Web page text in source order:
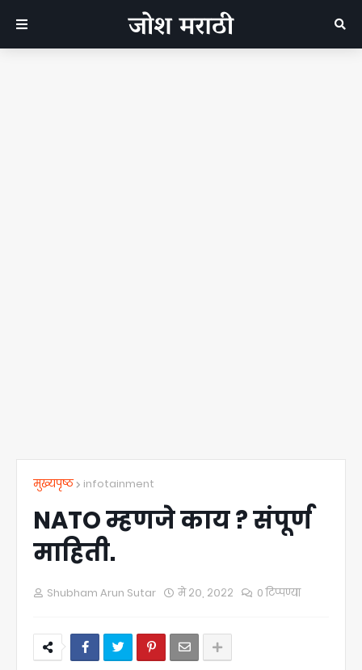
मुख्यपृष्ठ infotainment
NATO म्हणजे काय ? संपूर्ण
माहिती.
Shubham Arun Sutar मे २०, २०२२ 0 टिप्पण्या